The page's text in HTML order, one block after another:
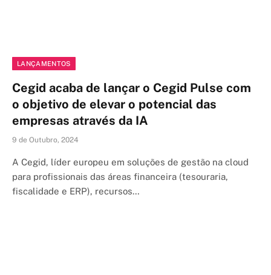
LANÇAMENTOS
Cegid acaba de lançar o Cegid Pulse com
o objetivo de elevar o potencial das
empresas através da IA
9 de Outubro, 2024
A Cegid, líder europeu em soluções de gestão na cloud
para profissionais das áreas financeira (tesouraria,
fiscalidade e ERP), recursos…